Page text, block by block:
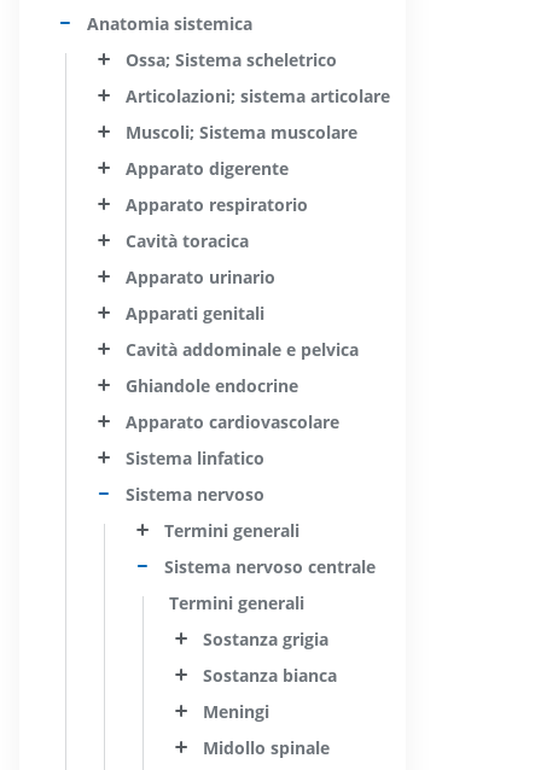
Anatomia sistemica
Ossa; Sistema scheletrico
Articolazioni; sistema articolare
Muscoli; Sistema muscolare
Apparato digerente
Apparato respiratorio
Cavità toracica
Apparato urinario
Apparati genitali
Cavità addominale e pelvica
Ghiandole endocrine
Apparato cardiovascolare
Sistema linfatico
Sistema nervoso
Termini generali
Sistema nervoso centrale
Termini generali
Sostanza grigia
Sostanza bianca
Meningi
Midollo spinale